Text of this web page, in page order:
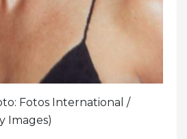
Fotos International /
Images)